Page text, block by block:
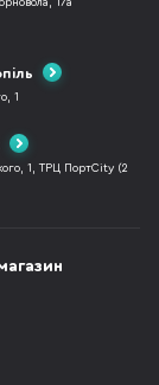
17а
1
1, ТРЦ ПортCity (2